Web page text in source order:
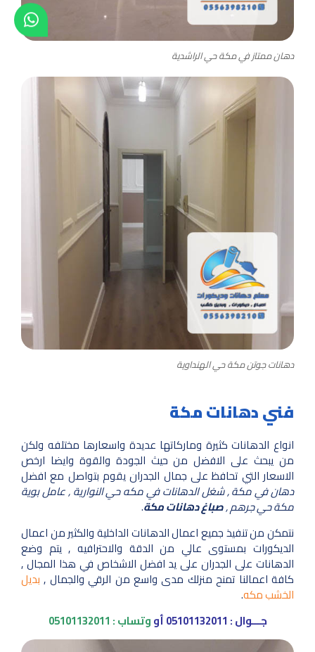
دهان ممتاز في مكة حي الراشدية
دهانات جوتن مكة حي الهنداوية
فني دهانات مكة
انواع الدهانات كثيرة وماركاتها عديدة واسعارها مختلفه ولكن
من يبحث على الافضل من حيث الجودة والقوة وايضا ارخص
الاسعار التي تحافظ على جمال الجدران يقوم بتواصل مع افضل
دهان في مكة , شغل الدهانات في مكه حي النوارية , عامل بوية
مكة حي جرهم ,صباغ دهانات مكة.
نتمكن من تنفيذ جميع اعمال الدهانات الداخلية والكثير من اعمال
الديكورات بمستوى عالي من الدقة والاحترافيه , يتم وضع
الدهانات على الجدران على يد افضل الاشخاص في هذا المجال ,
كافة اعمالنا تمنح منزلك مدى واسع من الرقي والجمال , بديل
الخشب مكه.
جـــوال : 05101132011أووتساب : 05101132011